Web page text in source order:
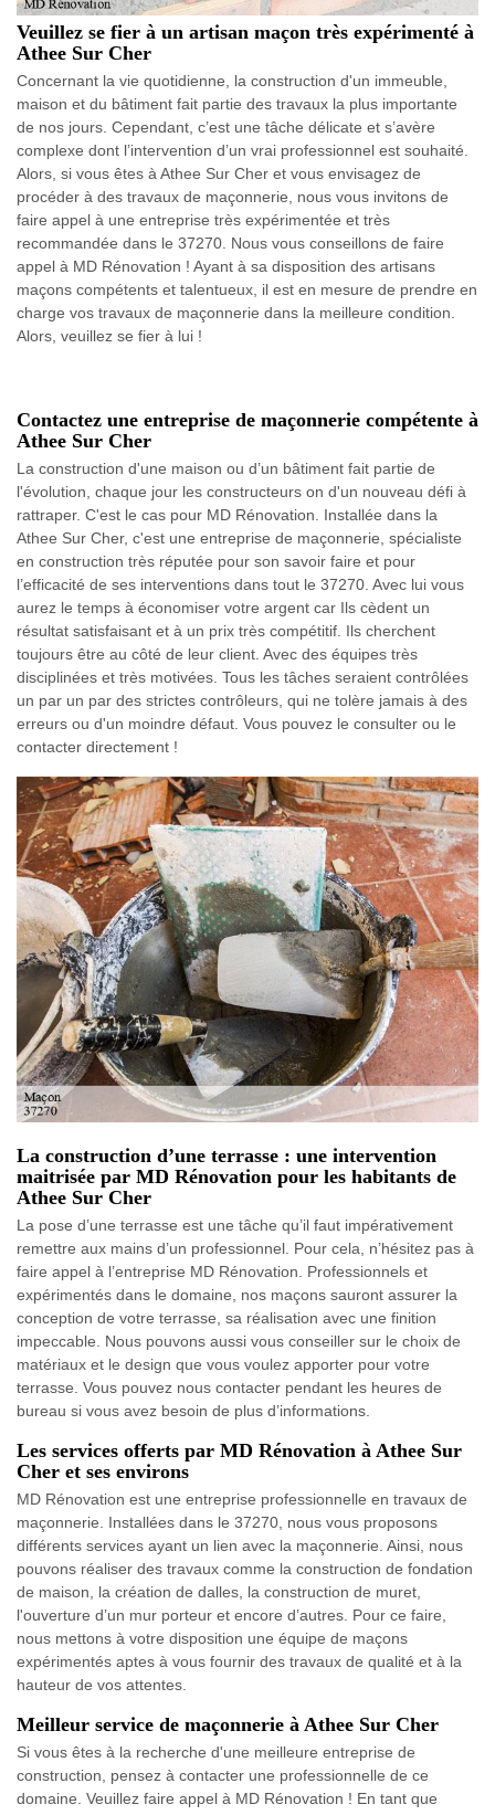
Veuillez se fier à un artisan maçon très expérimenté à
Athee Sur Cher
Concernant la vie quotidienne, la construction d'un immeuble,
maison et du bâtiment fait partie des travaux la plus importante
de nos jours. Cependant, c’est une tâche délicate et s’avère
complexe dont l’intervention d’un vrai professionnel est souhaité.
Alors, si vous êtes à Athee Sur Cher et vous envisagez de
procéder à des travaux de maçonnerie, nous vous invitons de
faire appel à une entreprise très expérimentée et très
recommandée dans le 37270. Nous vous conseillons de faire
appel à MD Rénovation ! Ayant à sa disposition des artisans
maçons compétents et talentueux, il est en mesure de prendre en
charge vos travaux de maçonnerie dans la meilleure condition.
Alors, veuillez se fier à lui !
Contactez une entreprise de maçonnerie compétente à
Athee Sur Cher
La construction d'une maison ou d’un bâtiment fait partie de
l'évolution, chaque jour les constructeurs on d'un nouveau défi à
rattraper. C'est le cas pour MD Rénovation. Installée dans la
Athee Sur Cher, c'est une entreprise de maçonnerie, spécialiste
en construction très réputée pour son savoir faire et pour
l’efficacité de ses interventions dans tout le 37270. Avec lui vous
aurez le temps à économiser votre argent car Ils cèdent un
résultat satisfaisant et à un prix très compétitif. Ils cherchent
toujours être au côté de leur client. Avec des équipes très
disciplinées et très motivées. Tous les tâches seraient contrôlées
un par un par des strictes contrôleurs, qui ne tolère jamais à des
erreurs ou d'un moindre défaut. Vous pouvez le consulter ou le
contacter directement !
La construction d’une terrasse : une intervention
maitrisée par MD Rénovation pour les habitants de
Athee Sur Cher
La pose d’une terrasse est une tâche qu’il faut impérativement
remettre aux mains d’un professionnel. Pour cela, n’hésitez pas à
faire appel à l’entreprise MD Rénovation. Professionnels et
expérimentés dans le domaine, nos maçons sauront assurer la
conception de votre terrasse, sa réalisation avec une finition
impeccable. Nous pouvons aussi vous conseiller sur le choix de
matériaux et le design que vous voulez apporter pour votre
terrasse. Vous pouvez nous contacter pendant les heures de
bureau si vous avez besoin de plus d’informations.
Les services offerts par MD Rénovation à Athee Sur
Cher et ses environs
MD Rénovation est une entreprise professionnelle en travaux de
maçonnerie. Installées dans le 37270, nous vous proposons
différents services ayant un lien avec la maçonnerie. Ainsi, nous
pouvons réaliser des travaux comme la construction de fondation
de maison, la création de dalles, la construction de muret,
l'ouverture d’un mur porteur et encore d’autres. Pour ce faire,
nous mettons à votre disposition une équipe de maçons
expérimentés aptes à vous fournir des travaux de qualité et à la
hauteur de vos attentes.
Meilleur service de maçonnerie à Athee Sur Cher
Si vous êtes à la recherche d'une meilleure entreprise de
construction, pensez à contacter une professionnelle de ce
domaine. Veuillez faire appel à MD Rénovation ! En tant que